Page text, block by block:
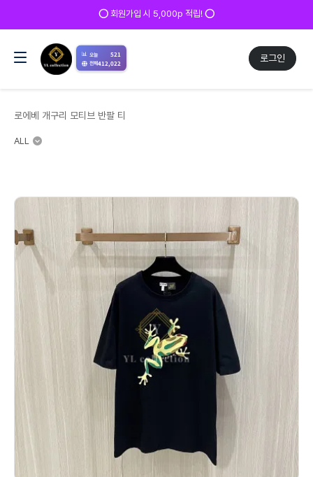
✅ 매일 방문 후 로그인 시 200p 적립! ✅
로그인
📊 오늘 521
전체412,022
로에베 개구리 모티브 반팔 티
ALL